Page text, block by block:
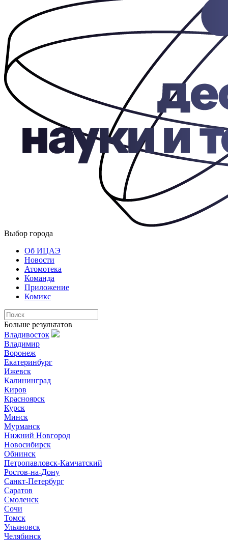
Выбор города
Об ИЦАЭ
Новости
Атомотека
Команда
Приложение
Комикс
Больше результатов
Владивосток
Владимир
Воронеж
Екатеринбург
Ижевск
Калининград
Киров
Красноярск
Курск
Минск
Мурманск
Нижний Новгород
Новосибирск
Обнинск
Петропавловск-Камчатский
Ростов-на-Дону
Санкт-Петербург
Саратов
Смоленск
Сочи
Томск
Ульяновск
Челябинск